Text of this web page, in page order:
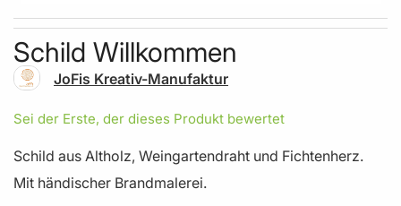
Skip to the beginning of the images gallery
Schild Willkommen
JoFis Kreativ-Manufaktur
Sei der Erste, der dieses Produkt bewertet
Schild aus Altholz, Weingartendraht und Fichtenherz.
Mit händischer Brandmalerei.